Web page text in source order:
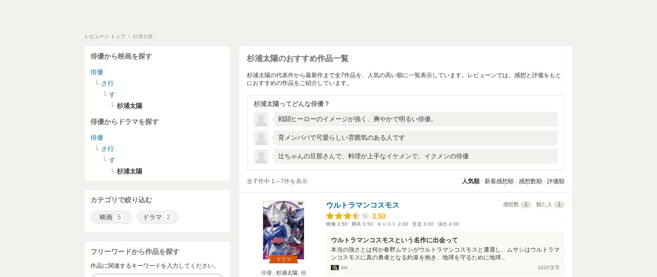
レビューン トップ 杉浦太陽
杉浦太陽のおすすめ作品一覧
杉浦太陽の代表作から最新作まで全7作品を、人気の高い順に一覧表示しています。レビューンでは、感想と評価をもと
におすすめの作品をご紹介しています。
杉浦太陽ってどんな俳優？
戦闘ヒーローのイメージが強く、爽やかで明るい俳優。
育メンパパで可愛らしい雰囲気のある人です
辻ちゃんの旦那さんで、料理が上手なイケメンで、イクメンの俳優
全 7 件中 1～7件を表示 人気順 新着感想順 感想数順 評価順
ドラマ
俳優 杉浦太陽､他
ウルトラマンコスモス 感想数 1 観た人 1
3.50
3.50
映像 3.50 脚本 3.50 キャスト 2.00 音楽 3.00 演出 4.00
ウルトラマンコスモスという名作に出会って
本当の強さとは何か春野ムサシがウルトラマンコスモスと遭遇し、ムサシはウルトラマ
ンコスモスに真の勇者となる約束を抱き、地球を守るために地球...
bin 1020文字
俳優から映画を探す
俳優
さ行
す
杉浦太陽
俳優からドラマを探す
俳優
さ行
す
杉浦太陽
カテゴリで絞り込む
映画 5 ドラマ 2
フリーワードから作品を探す
作品に関連するキーワードを入力してください。